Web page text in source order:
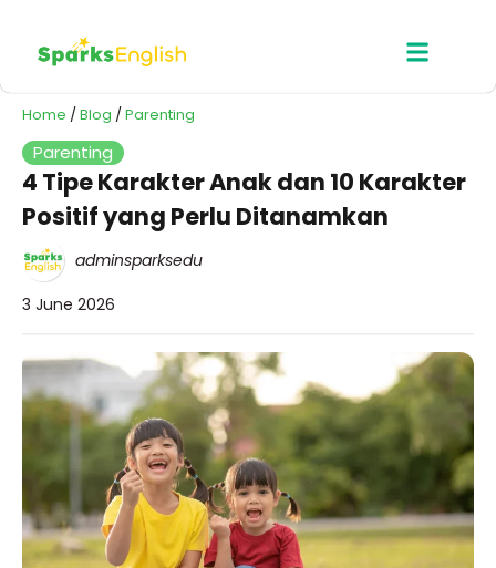
Home /Blog /Parenting
Parenting
4 Tipe Karakter Anak dan 10 Karakter
Positif yang Perlu Ditanamkan
adminsparksedu
3 June 2026